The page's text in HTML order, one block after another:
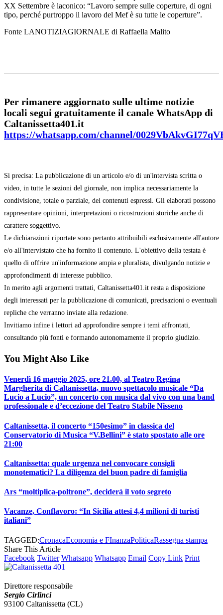
XX Settembre è laconico: “Lavoro sempre sulle coperture, di ogni
tipo, perché purtroppo il lavoro del Mef è su tutte le coperture”.
Fonte LANOTIZIAGIORNALE di Raffaella Malito
Per rimanere aggiornato sulle ultime notizie
locali segui gratuitamente il canale WhatsApp di
Caltanissetta401.it
https://whatsapp.com/channel/
Si precisa: La pubblicazione di un articolo e/o di un'intervista scritta o
video, in tutte le sezioni del giornale, non implica necessariamente la
condivisione, totale o parziale, dei contenuti espressi. Gli elaborati possono
rappresentare opinioni, interpretazioni o ricostruzioni storiche anche di
carattere soggettivo.
Le dichiarazioni riportate sono pertanto attribuibili esclusivamente all'autore
e/o all'intervistato che ha fornito il contenuto. L'obiettivo della testata è
quello di offrire un'informazione ampia e pluralista, divulgando notizie e
approfondimenti di interesse pubblico.
In merito agli argomenti trattati, Caltanissetta401.it resta a disposizione
degli interessati per la pubblicazione di comunicati, precisazioni o eventuali
repliche che verranno inviate alla redazione.
Invitiamo infine i lettori ad approfondire sempre i temi affrontati,
consultando più fonti e formando autonomamente il proprio giudizio.
You Might Also Like
Venerdì 16 maggio 2025, ore 21.00, al Teatro Regina
Margherita di Caltanissetta, nuovo spettacolo musicale “Da
Lucio a Lucio”, un concerto con musica dal vivo con una band
professionale e d’eccezione del Teatro Stabile Nisseno
Caltanissetta, il concerto “150esimo” in classica del
Conservatorio di Musica “V.Bellini” è stato spostato alle ore
21:00
Caltanissetta: quale urgenza nel convocare consigli
monotematici? La diligenza del buon padre di famiglia
Ars “moltiplica-poltrone”, deciderà il voto segreto
Vacanze, Conflavoro: “In Sicilia attesi 4,4 milioni di turisti
italiani”
TAGGED:CronacaEconomia e FInanzaPoliticaRassegna stampa
Share This Article
Facebook Twitter Whatsapp Whatsapp Email Copy Link Print
Direttore responsabile
Sergio Cirlinci
93100 Caltanissetta (CL)